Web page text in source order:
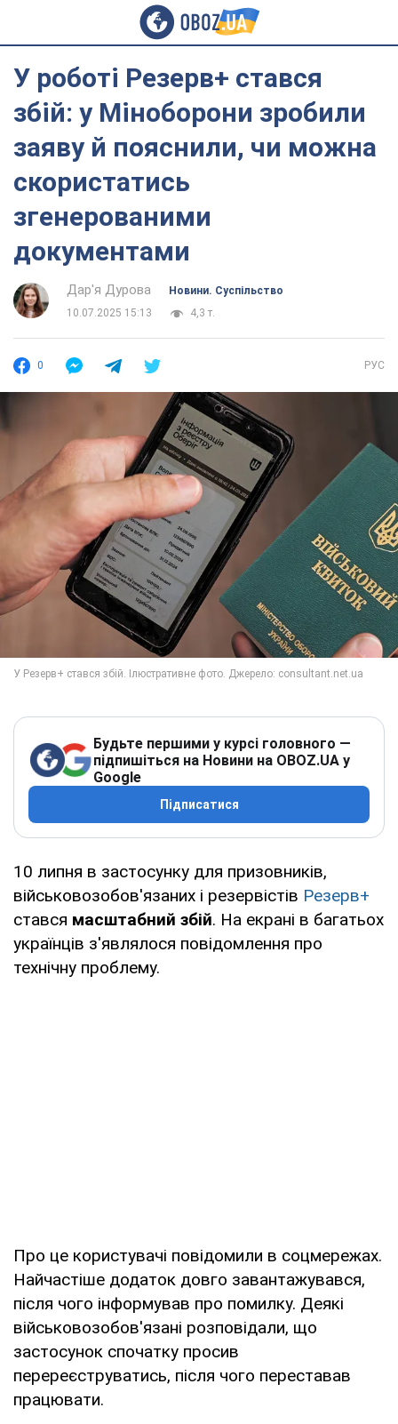
У роботі Резерв+ стався
збій: у Міноборони зробили
заяву й пояснили, чи можна
скористатись
згенерованими
документами
Дар'я Дурова
Новини. Суспільство
10.07.2025 15:13
4,3 т.
0 РУС
Будьте першими у курсі головного —
підпишіться на Новини на OBOZ.UA у
Google
Підписатися
10 липня в застосунку для призовників,
військовозобов'язаних і резервістів Резерв+
стався масштабний збій. На екрані в багатьох
українців з'являлося повідомлення про
технічну проблему.
Про це користувачі повідомили в соцмережах.
Найчастіше додаток довго завантажувався,
після чого інформував про помилку. Деякі
військовозобов'язані розповідали, що
застосунок спочатку просив
перереєструватись, після чого переставав
працювати.